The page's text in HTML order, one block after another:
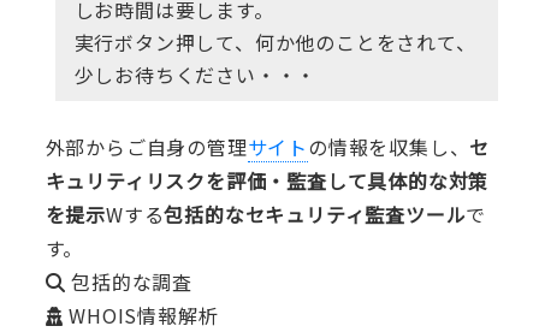
しお時間は要します。
実行ボタン押して、何か他のことをされて、
少しお待ちください・・・
外部からご自身の管理サイトの情報を収集し、 セ
キュリティリスクを評価・監査して具体的な対策
を提示Wする包括的なセキュリティ監査ツールで
す。
包括的な調査
WHOIS情報解析